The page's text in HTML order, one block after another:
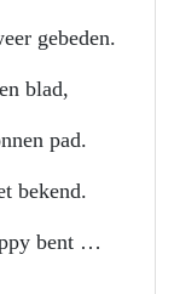
gebeden.
blad,
pad.
bekend.
bent …